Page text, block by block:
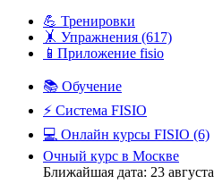
💪 Тренировки
🤸 Упражнения (617)
📱Приложение fisio
📚 Обучение
⚡️ Система FISIO
💻 Онлайн курсы FISIO (6)
Очный курс в Москве
Ближайшая дата: 23 августа